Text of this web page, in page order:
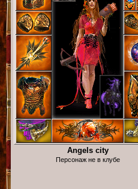
Angels city
Персонаж не в клубе